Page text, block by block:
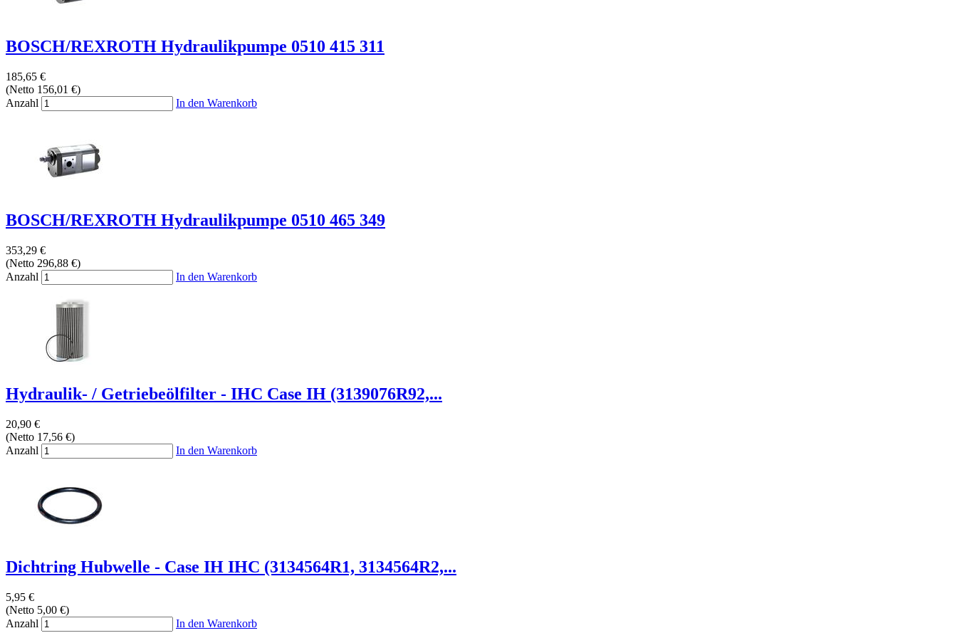
BOSCH/REXROTH Hydraulikpumpe 0510 415 311
185,65 €
(Netto 156,01 €)
Anzahl
In den Warenkorb
BOSCH/REXROTH Hydraulikpumpe 0510 465 349
353,29 €
(Netto 296,88 €)
Anzahl
In den Warenkorb
Hydraulik- / Getriebeölfilter - IHC Case IH (3139076R92,...
20,90 €
(Netto 17,56 €)
Anzahl
In den Warenkorb
Dichtring Hubwelle - Case IH IHC (3134564R1, 3134564R2,...
5,95 €
(Netto 5,00 €)
Anzahl
In den Warenkorb